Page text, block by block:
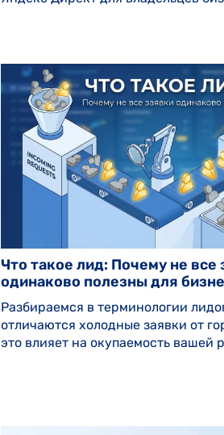
Что такое лид: Почему не все
одинаково полезны для
Разбираемся в терминологии
отличаются холодные заявки от
это влияет на окупаемость вашей